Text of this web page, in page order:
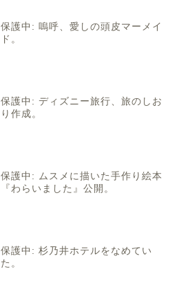
保護中: 嗚呼、愛しの頭皮マーメイ
ド。
保護中: ディズニー旅行、旅のしお
り作成。
保護中: ムスメに描いた手作り絵本
『わらいました』公開。
保護中: 杉乃井ホテルをなめてい
た。